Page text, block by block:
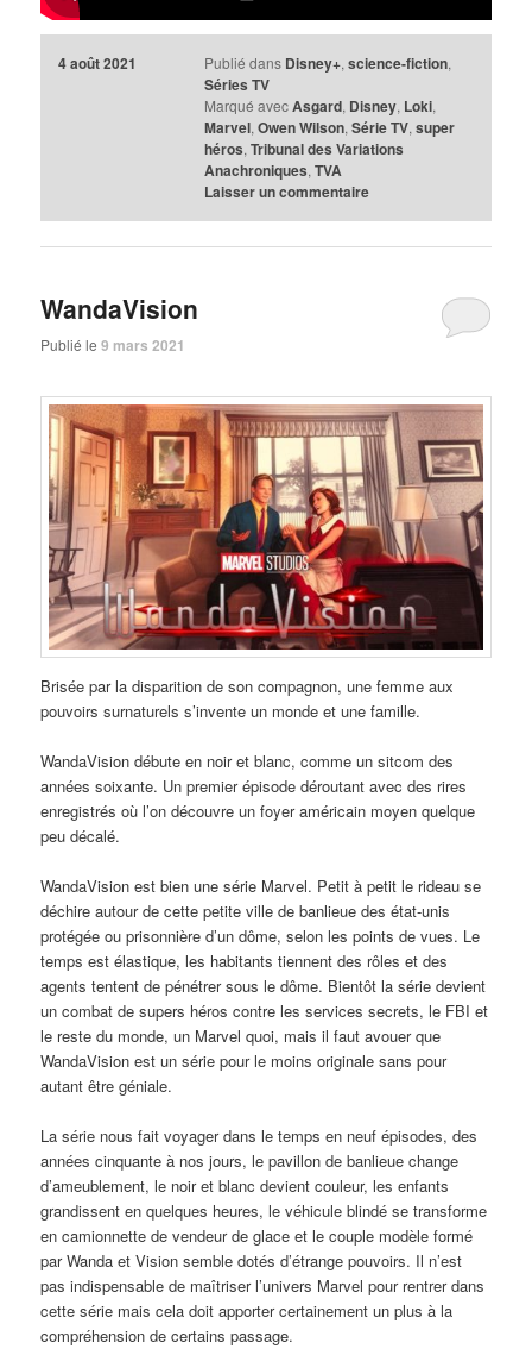
4 août 2021 Publié dans Disney+,science-fiction,
Séries TV
Marqué avec Asgard, Disney, Loki,
Marvel,Owen Wilson,Série TV,super
héros,Tribunal des Variations
Anachroniques,TVA
Laisser un commentaire
WandaVision
Publié le9 mars 2021
Brisée par la disparition de son compagnon, une femme aux
pouvoirs surnaturels s’invente un monde et une famille.
WandaVision débute en noir et blanc, comme un sitcom des
années soixante. Un premier épisode déroutant avec des rires
enregistrés où l’on découvre un foyer américain moyen quelque
peu décalé.
WandaVision est bien une série Marvel. Petit à petit le rideau se
déchire autour de cette petite ville de banlieue des état-unis
protégée ou prisonnière d’un dôme, selon les points de vues. Le
temps est élastique, les habitants tiennent des rôles et des
agents tentent de pénétrer sous le dôme. Bientôt la série devient
un combat de supers héros contre les services secrets, le FBI et
le reste du monde, un Marvel quoi, mais il faut avouer que
WandaVision est un série pour le moins originale sans pour
autant être géniale.
La série nous fait voyager dans le temps en neuf épisodes, des
années cinquante à nos jours, le pavillon de banlieue change
d’ameublement, le noir et blanc devient couleur, les enfants
grandissent en quelques heures, le véhicule blindé se transforme
en camionnette de vendeur de glace et le couple modèle formé
par Wanda et Vision semble dotés d’étrange pouvoirs. Il n’est
pas indispensable de maîtriser l’univers Marvel pour rentrer dans
cette série mais cela doit apporter certainement un plus à la
compréhension de certains passage.